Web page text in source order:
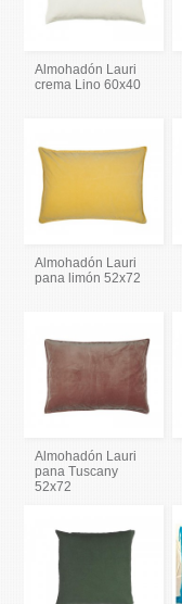
Almohadón Lauri
crema Lino 60x40
Almohadón Lauri
pana limón 52x72
Almohadón Lauri
pana Tuscany
52x72